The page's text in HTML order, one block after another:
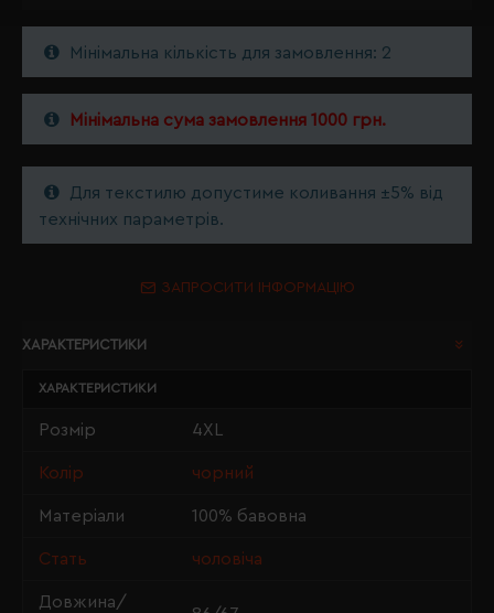
Мінімальна кількість для замовлення: 2
Мінімальна сума замовлення 1000 грн.
Для текстилю допустиме коливання ±5% від
технічних параметрів.
ЗАПРОСИТИ ІНФОРМАЦІЮ
ХАРАКТЕРИСТИКИ
ХАРАКТЕРИСТИКИ
Розмір 4XL
Колір чорний
Матеріали 100% бавовна
Стать чоловіча
Довжина/